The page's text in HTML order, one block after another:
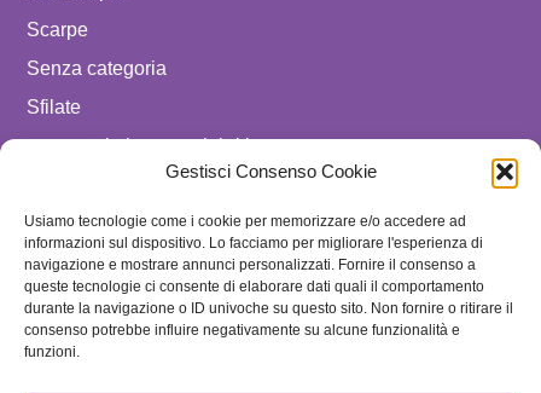
Gestisci Consenso Cookie
Usiamo tecnologie come i cookie per memorizzare e/o accedere ad
informazioni sul dispositivo. Lo facciamo per migliorare l'esperienza di
navigazione e mostrare annunci personalizzati. Fornire il consenso a
queste tecnologie ci consente di elaborare dati quali il comportamento
durante la navigazione o ID univoche su questo sito. Non fornire o ritirare il
consenso potrebbe influire negativamente su alcune funzionalità e
funzioni.
Scarpe
Senza categoria
Sfilate
Uomo
SEGUICI SU
ISCRIVITI ALLA NEWSLETTER